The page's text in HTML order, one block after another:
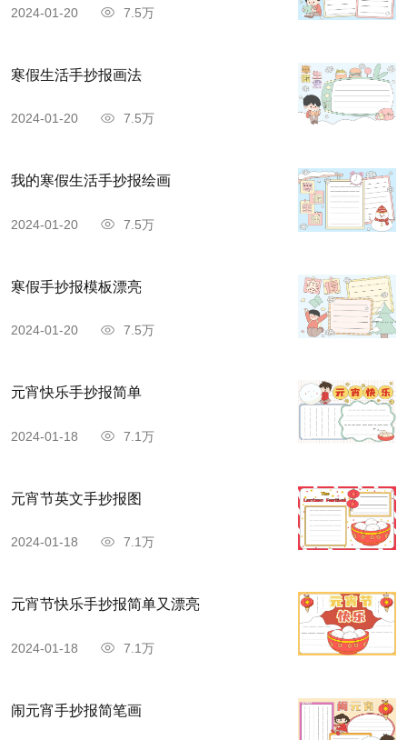
2024-01-20 7.5万
寒假生活手抄报画法
2024-01-20 7.5万
我的寒假生活手抄报绘画
2024-01-20 7.5万
寒假手抄报模板漂亮
2024-01-20 7.5万
元宵快乐手抄报简单
2024-01-18 7.1万
元宵节英文手抄报图
2024-01-18 7.1万
元宵节快乐手抄报简单又漂亮
2024-01-18 7.1万
闹元宵手抄报简笔画